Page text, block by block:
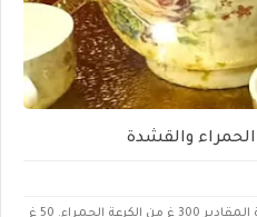
والقشدة
شربة الكرعة الحمراء والقشدة الطرية المقادير 300 غ من الكرعة الحمراء. 50 غ